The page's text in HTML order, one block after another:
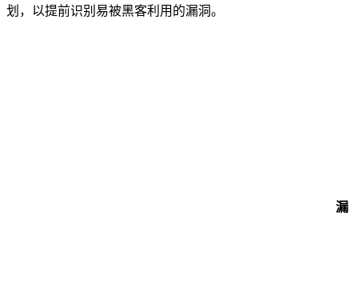
划，以提前识别易被黑客利用的漏洞。
漏